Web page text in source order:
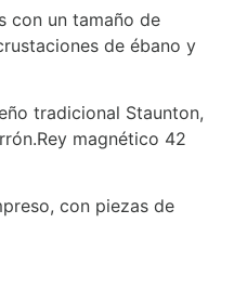
con un tamaño de
de ébano y
tradicional Staunton,
magnético 42
con piezas de